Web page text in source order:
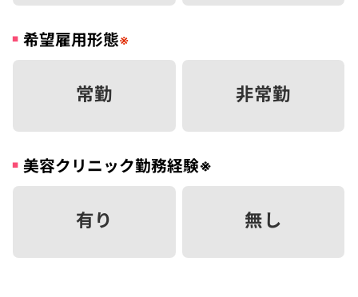
希望雇用形態※
常勤 非常勤
美容クリニック勤務経験※
有り 無し